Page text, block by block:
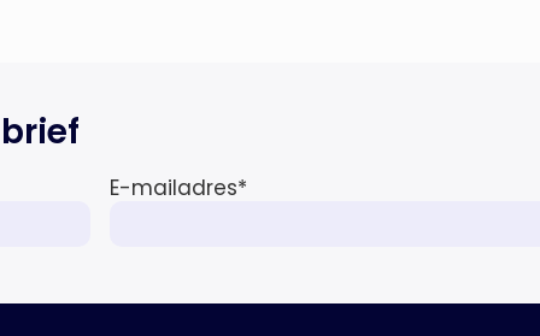
E-mailadres*